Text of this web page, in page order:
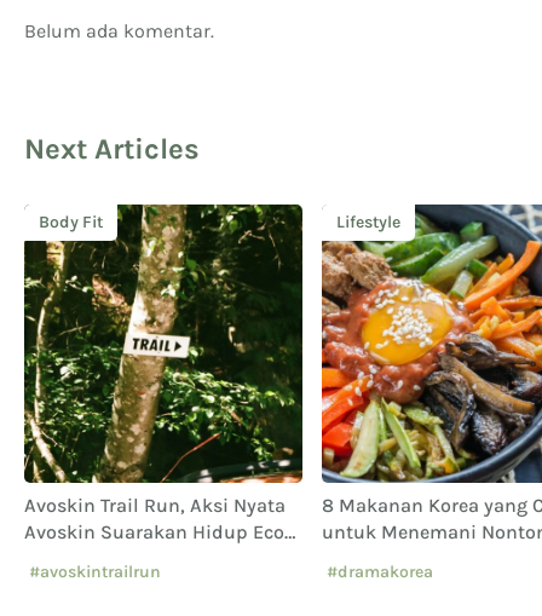
Belum ada komentar.
Next Articles
Body Fit
Avoskin Trail Run, Aksi Nyata
Avoskin Suarakan Hidup Eco
#avoskintrailrun
Lifestyle
8 Makanan Korea yang
untuk Menemani
#dramakorea